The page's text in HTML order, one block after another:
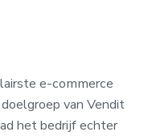
e-commerce
van Vendit
het bedrijf echter